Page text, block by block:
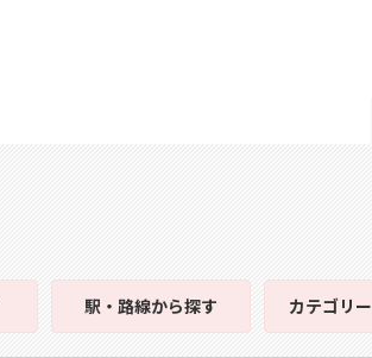
駅・路線から探す カテゴリー